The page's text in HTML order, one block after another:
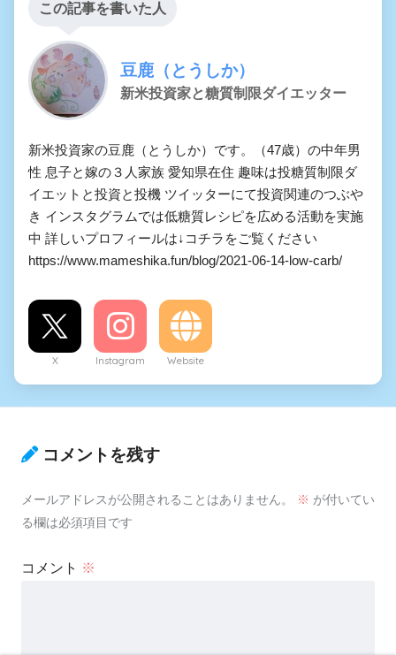
この記事を書いた人
豆鹿（とうしか）
新米投資家と糖質制限ダイエッター
新米投資家の豆鹿（とうしか）です。（47歳）の中年男
性 息子と嫁の３人家族 愛知県在住 趣味は投糖質制限ダ
イエットと投資と投機 ツイッターにて投資関連のつぶや
き インスタグラムでは低糖質レシピを広める活動を実施
中 詳しいプロフィールは↓コチラをご覧ください
https://www.mameshika.fun/blog/2021-06-14-low-carb/
X Instagram Website
コメントを残す
メールアドレスが公開されることはありません。 ※ が付いてい
る欄は必須項目です
コメント ※